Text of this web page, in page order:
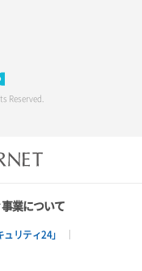
Reserved.
業について
リティ24」